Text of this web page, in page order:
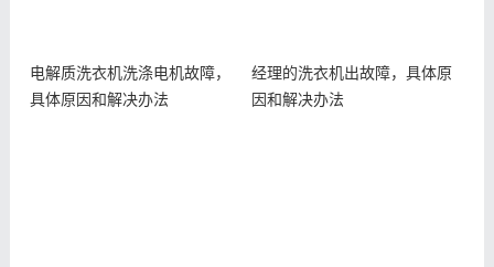
电解质洗衣机洗涤电机故障，
具体原因和解决办法
经理的洗衣机出故障，具体原
因和解决办法